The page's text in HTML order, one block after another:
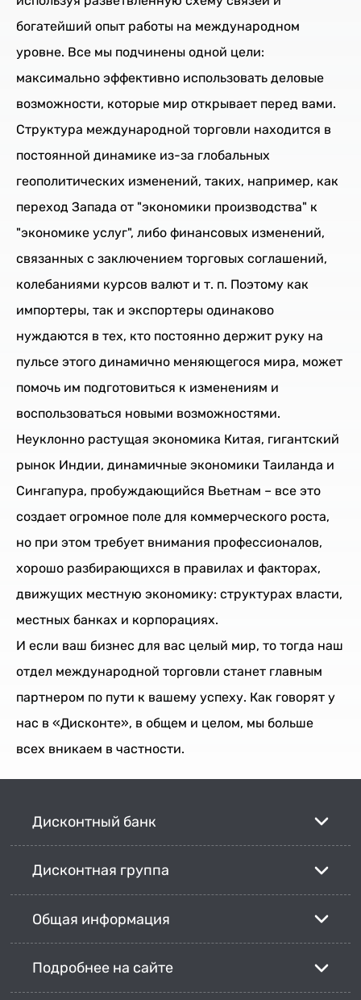
богатейший опыт работы на международном
уровне. Все мы подчинены одной цели:
максимально эффективно использовать деловые
возможности, которые мир открывает перед вами.
Структура международной торговли находится в
постоянной динамике из-за глобальных
геополитических изменений, таких, например, как
переход Запада от "экономики производства" к
"экономике услуг", либо финансовых изменений,
связанных с заключением торговых соглашений,
колебаниями курсов валют и т. п. Поэтому как
импортеры, так и экспортеры одинаково
нуждаются в тех, кто постоянно держит руку на
пульсе этого динамично меняющегося мира, может
помочь им подготовиться к изменениям и
воспользоваться новыми возможностями.
Неуклонно растущая экономика Китая, гигантский
рынок Индии, динамичные экономики Таиланда и
Сингапура, пробуждающийся Вьетнам – все это
создает огромное поле для коммерческого роста,
но при этом требует внимания профессионалов,
хорошо разбирающихся в правилах и факторах,
движущих местную экономику: структурах власти,
местных банках и корпорациях.
И если ваш бизнес для вас целый мир, то тогда наш
отдел международной торговли станет главным
партнером по пути к вашему успеху. Как говорят у
нас в «Дисконте», в общем и целом, мы больше
всех вникаем в частности.
Дисконтный банк
Дисконтная группа
Общая информация
Подробнее на сайте